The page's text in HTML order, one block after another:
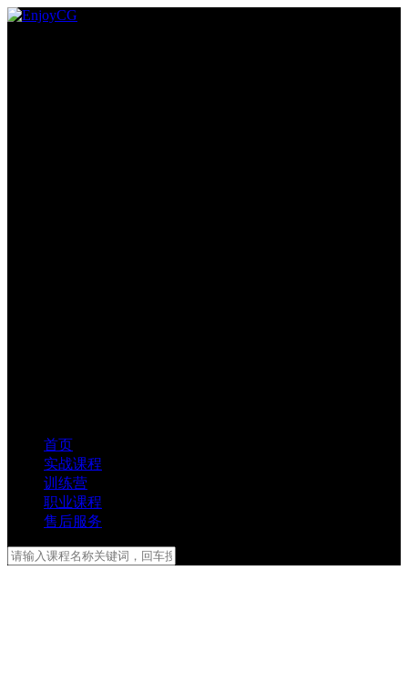
首页
实战课程
训练营
职业课程
售后服务